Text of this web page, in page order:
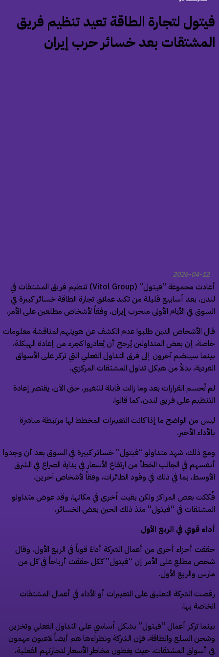
لتجارة الطاقة تعيد تنظيم فريق
بعد خسائر حرب إيران
2026-04-12
أعادت مجموعة “فيتول” (Vitol Group) تنظيم فريق المشتقات في
بعد أسابيع قليلة من تكبد عملاق تجارة الطاقة خسائر كبيرة في
في الأيام الأولى منحرب إيران، وفقاً لأشخاص مطلعين على الأمر.
الأشخاص الذين طلبوا عدم الكشف عن هويتهم لمناقشة معلومات
إن بعض المتداولين يُرجح أن يُغادروا كجزء من إعادة الهيكلة،
سينضم آخرون إلى فرق التداول الفعلي التي تركز على الأسواق
بدلاً من هيكل تداول المشتقات المركزي.
تُحسم القرارات بعد وما زالت قابلة للتغيير. حتى الآن، يقتصر إعادة
على فريق لندن، كما قالوا.
من الواضح ما إذا كانت التغييرات المخطط لها مرتبطة مباشرة
الأخير.
ذلك، شهد متداولو “فيتول” خسائر كبيرة في السوق بعد أن وجدوا
في الجانب الخطأ من ارتفاع الأسعار في بداية الصراع في الشرق
بما في ذلك في وقود الطائرات، وفقاً لأشخاص آخرين.
بعض المراكز ولكن بقيت أخرى في مكانها، وقد عوض متداولو
في “فيتول” منذ ذلك الحين بعض الخسائر.
قوي في الربع الأول
أجزاء أخرى من أعمال الشركة أداءً قوياً في الربع الأول. وقال
مطلع على الأمر إن “فيتول” ككل حققت أرباحاً في كل من
والربع الأول.
الشركة التعليق على التغييرات أو الأداء في أعمال المشتقات
بها.
تركز أعمال “فيتول” بشكل أساسي على التداول الفعلي وتخزين
السلع والطاقة، فإن الشركة ونظراءها هم أيضاً لاعبون مهمون
أسواق المشتقات، حيث يغطون مخاطر الأسعار لتجارتهم الفعلية،